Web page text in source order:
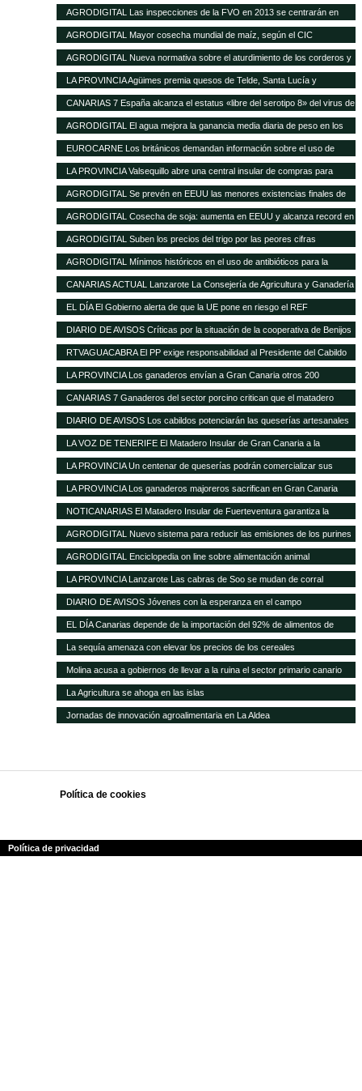
16 de enero de 2013
AGRODIGITAL Las inspecciones de la FVO en 2013 se centrarán en
seguridad alimentaria y bienestar en el transporte
AGRODIGITAL Mayor cosecha mundial de maíz, según el CIC
AGRODIGITAL Nueva normativa sobre el aturdimiento de los corderos y
cabritos
LA PROVINCIA Agüimes premia quesos de Telde, Santa Lucía y
Valsequillo en la cata insular
CANARIAS 7 España alcanza el estatus «libre del serotipo 8» del virus de
la lengua azul
AGRODIGITAL El agua mejora la ganancia media diaria de peso en los
terneros
EUROCARNE Los británicos demandan información sobre el uso de
transgénicos en la alimentación animal
LA PROVINCIA Valsequillo abre una central insular de compras para
abaratar productos agrícolas
AGRODIGITAL Se prevén en EEUU las menores existencias finales de
maíz de los últimos 17 años
AGRODIGITAL Cosecha de soja: aumenta en EEUU y alcanza record en
Brasil
AGRODIGITAL Suben los precios del trigo por las peores cifras
publicadas por el USDA
AGRODIGITAL Mínimos históricos en el uso de antibióticos para la
ganadería en Holanda
CANARIAS ACTUAL Lanzarote La Consejería de Agricultura y Ganadería
del Cabildo tramitará las subvenciones de 2013 del Gobierno regional
destinadas al sector agrícola y ganadero de la isla
EL DÍA El Gobierno alerta de que la UE pone en riesgo el REF
DIARIO DE AVISOS Críticas por la situación de la cooperativa de Benijos
RTVAGUACABRA El PP exige responsabilidad al Presidente del Cabildo
ante la nefasta gestión del Matadero Insular
LA PROVINCIA Los ganaderos envían a Gran Canaria otros 200
cochinos para sacrificar
CANARIAS 7 Ganaderos del sector porcino critican que el matadero
insular funcione solo al 50%
DIARIO DE AVISOS Los cabildos potenciarán las queserías artesanales
como elemento característico del medio rural
LA VOZ DE TENERIFE El Matadero Insular de Gran Canaria a la
vanguardia de todo el Archipiélago con más de 894.346 animales
registrados durante el transcurso de 2012
LA PROVINCIA Un centenar de queserías podrán comercializar sus
productos en la Península
LA PROVINCIA Los ganaderos majoreros sacrifican en Gran Canaria
1.500 cochinos
NOTICANARIAS El Matadero Insular de Fuerteventura garantiza la
prestación regular de sus servicios para el ganado porcino
AGRODIGITAL Nuevo sistema para reducir las emisiones de los purines
AGRODIGITAL Enciclopedia on line sobre alimentación animal
LA PROVINCIA Lanzarote Las cabras de Soo se mudan de corral
DIARIO DE AVISOS Jóvenes con la esperanza en el campo
EL DÍA Canarias depende de la importación del 92% de alimentos de
consumo básico
La sequía amenaza con elevar los precios de los cereales
Molina acusa a gobiernos de llevar a la ruina el sector primario canario
La Agricultura se ahoga en las islas
Jornadas de innovación agroalimentaria en La Aldea
Política de cookies
Polí­tica de privacidad